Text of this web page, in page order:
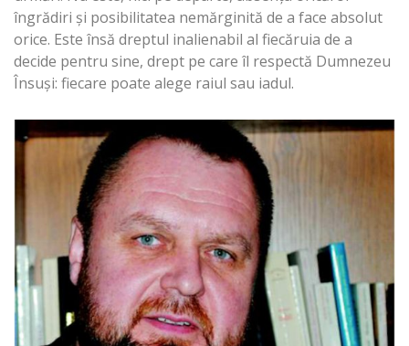
îngrădiri şi posibilitatea nemărginită de a face absolut
orice. Este însă dreptul inalienabil al fiecăruia de a
decide pentru sine, drept pe care îl respectă Dumnezeu
Însuşi: fiecare poate alege raiul sau iadul.